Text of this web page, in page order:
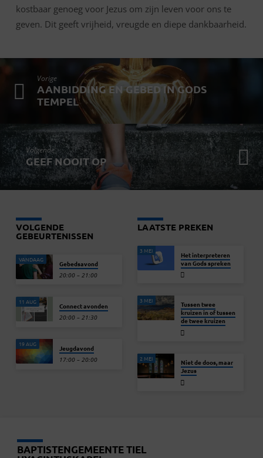
kostbaar genoeg voor Jezus om zijn leven voor ons te
geven. Dit geeft vrijheid, vreugde en diepe dankbaarheid.
Vorige
AANBIDDING EN GEBED IN GODS
TEMPEL
Volgende
GEEF NOOIT OP
VOLGENDE
GEBEURTENISSEN
VANDAAG Gebedsavond
20:00 – 21:00
11 AUG Connect avonden
20:00 – 21:30
19 AUG Jeugdavond
17:00 – 20:00
LAATSTE PREKEN
3 MEI
Het interpreteren
van Gods spreken
3 MEI
Tussen twee
kruizen in of tussen
de twee kruizen
2 MEI
Niet de doos, maar
Jezus
BAPTISTENGEMEENTE TIEL